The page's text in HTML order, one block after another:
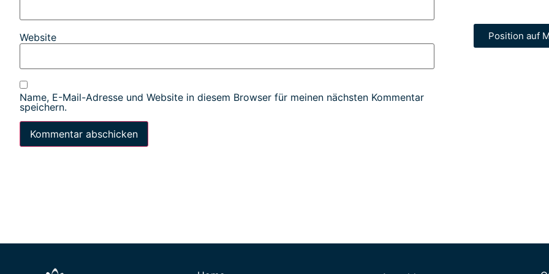
Website
Name, E-Mail-Adresse und Website in diesem Browser für meinen nächsten Kommentar
speichern.
Position auf